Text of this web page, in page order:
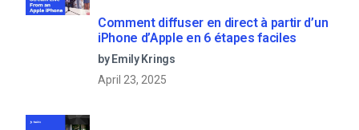
Comment diffuser en direct à partir d’un
iPhone d’Apple en 6 étapes faciles
by Emily Krings
April 23, 2025